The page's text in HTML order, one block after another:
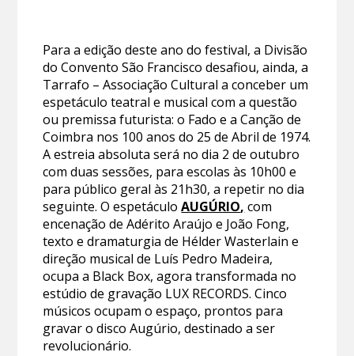
Para a edição deste ano do festival, a Divisão
do Convento São Francisco desafiou, ainda, a
Tarrafo – Associação Cultural a conceber um
espetáculo teatral e musical com a questão
ou premissa futurista: o Fado e a Canção de
Coimbra nos 100 anos do 25 de Abril de 1974.
A estreia absoluta será no dia 2 de outubro
com duas sessões, para escolas às 10h00 e
para público geral às 21h30, a repetir no dia
seguinte. O espetáculoAUGÚRIO, com
encenação de Adérito Araújo e João Fong,
texto e dramaturgia de Hélder Wasterlain e
direção musical de Luís Pedro Madeira,
ocupa a Black Box, agora transformada no
estúdio de gravação LUX RECORDS. Cinco
músicos ocupam o espaço, prontos para
gravar o disco Augúrio, destinado a ser
revolucionário.